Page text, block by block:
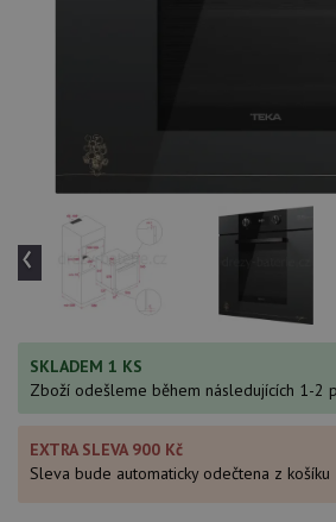
‹
SKLADEM 1 KS
Zboží odešleme během následujících 1-2
EXTRA SLEVA 900 Kč
Sleva bude automaticky odečtena z košíku